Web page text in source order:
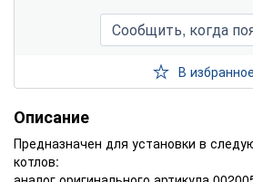
Сообщить, когда
В избранное
Описание
Предназначен для установки в
котлов: